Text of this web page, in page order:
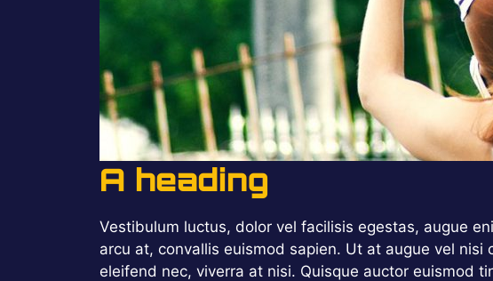
A heading
Vestibulum luctus, dolor vel facilisis egestas, augue
arcu at, convallis euismod sapien. Ut at augue vel
eleifend nec, viverra at nisi. Quisque auctor euismod